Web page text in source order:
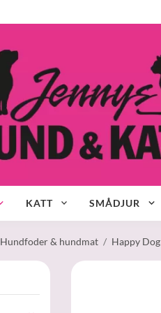
KATT SMÅDJUR
Hundfoder & hundmat / Happy Dog